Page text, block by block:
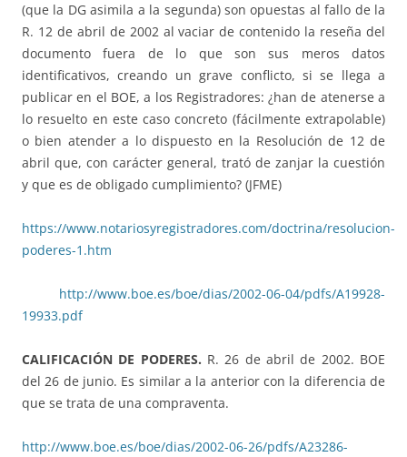
(que la DG asimila a la segunda) son opuestas al fallo de la
R. 12 de abril de 2002 al vaciar de contenido la reseña del
documento fuera de lo que son sus meros datos
identificativos, creando un grave conflicto, si se llega a
publicar en el BOE, a los Registradores: ¿han de atenerse a
lo resuelto en este caso concreto (fácilmente extrapolable)
o bien atender a lo dispuesto en la Resolución de 12 de
abril que, con carácter general, trató de zanjar la cuestión
y que es de obligado cumplimiento? (JFME)
https://www.notariosyregistradores.com/doctrina/resolucion-
poderes-1.htm
http://www.boe.es/boe/dias/2002-06-04/pdfs/A19928-
19933.pdf
CALIFICACIÓN DE PODERES. R. 26 de abril de 2002. BOE
del 26 de junio. Es similar a la anterior con la diferencia de
que se trata de una compraventa.
http://www.boe.es/boe/dias/2002-06-26/pdfs/A23286-